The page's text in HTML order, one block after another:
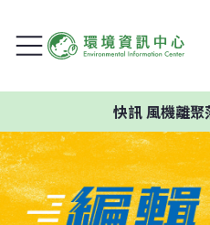
快訊風機離聚